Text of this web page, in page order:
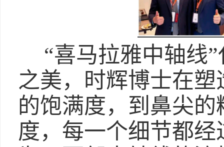
“喜马拉雅中轴线
之美，时辉博士在
的饱满度，到鼻尖
度，每一个细节都